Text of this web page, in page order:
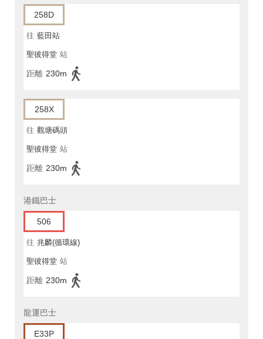
258D
往 藍田站
聖彼得堂 站
距離 230m
258X
往 觀塘碼頭
聖彼得堂 站
距離 230m
港鐵巴士
506
往 兆麟(循環線)
聖彼得堂 站
距離 230m
龍運巴士
E33P